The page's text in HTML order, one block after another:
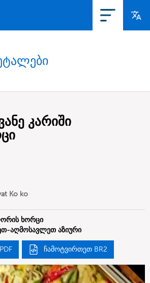
კარიში
Ko ko
ხორცი
აღმოსავლეთ აზიური
ჩამოტვირთეთ BR2